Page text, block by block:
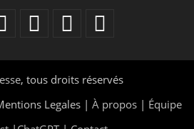
, tous droits réservés
Legales | À propos | Équipe